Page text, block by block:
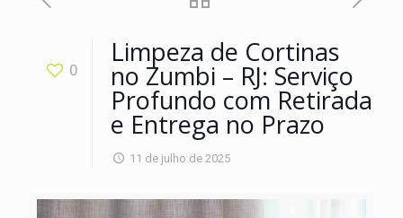
0
Limpeza de Cortinas
no Zumbi – RJ: Serviço
Profundo com Retirada
e Entrega no Prazo
11 de julho de 2025